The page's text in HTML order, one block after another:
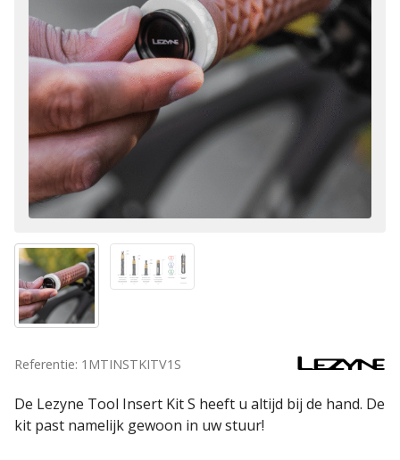
Referentie: 1MTINSTKITV1S
De Lezyne Tool Insert Kit S heeft u altijd bij de hand. De
kit past namelijk gewoon in uw stuur!